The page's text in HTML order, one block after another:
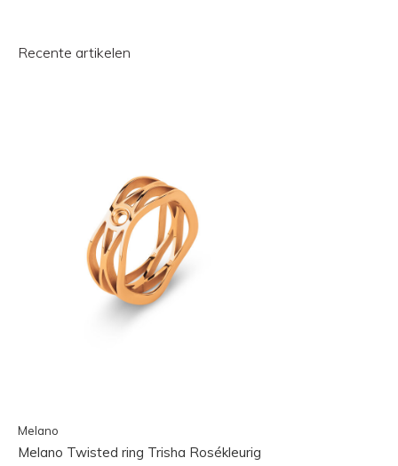
Recente artikelen
Melano
Melano Twisted ring Trisha Rosékleurig